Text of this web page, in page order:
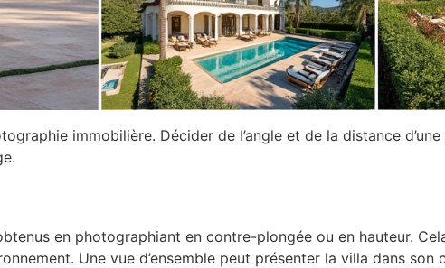
immobilière. Décider de l’angle et de la distance
en photographiant en contre-plongée ou en hauteur.
Une vue d’ensemble peut présenter la villa dans son